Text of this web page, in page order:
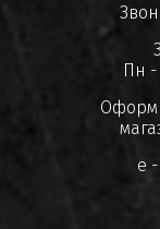
Пн -
e